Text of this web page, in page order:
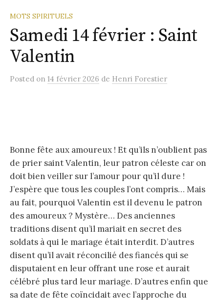
MOTS SPIRITUELS
Samedi 14 février : Saint
Valentin
Posted on 14 février 2026 de Henri Forestier
Bonne fête aux amoureux ! Et qu’ils n’oublient pas
de prier saint Valentin, leur patron céleste car on
doit bien veiller sur l’amour pour qu’il dure !
J’espère que tous les couples l’ont compris… Mais
au fait, pourquoi Valentin est il devenu le patron
des amoureux ? Mystère… Des anciennes
traditions disent qu’il mariait en secret des
soldats à qui le mariage était interdit. D’autres
disent qu’il avait réconcilié des fiancés qui se
disputaient en leur offrant une rose et aurait
célébré plus tard leur mariage. D’autres enfin que
sa date de fête coïncidait avec l’approche du